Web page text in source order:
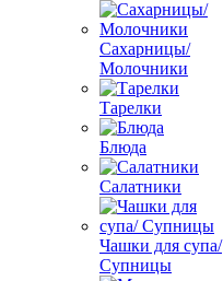
Сахарницы/
Молочники
Тарелки
Блюда
Салатники
Чашки для супа/
Супницы